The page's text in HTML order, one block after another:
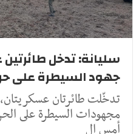
سليانة: تدخل
جهود السيطرة على
تدخّلت طائرتان
مجهودات السيطرة على
أمس ال